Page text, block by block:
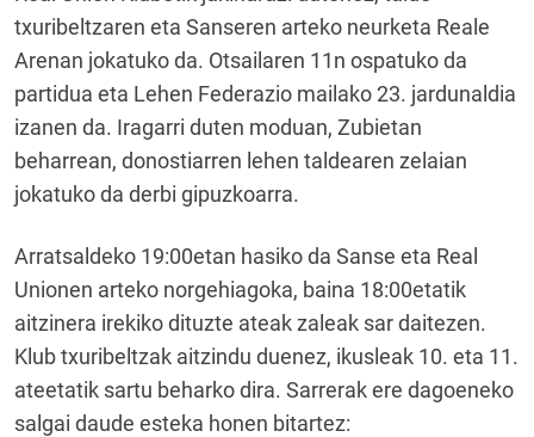
txuribeltzaren eta Sanseren arteko neurketa Reale
Arenan jokatuko da. Otsailaren 11n ospatuko da
partidua eta Lehen Federazio mailako 23. jardunaldia
izanen da. Iragarri duten moduan, Zubietan
beharrean, donostiarren lehen taldearen zelaian
jokatuko da derbi gipuzkoarra.
Arratsaldeko 19:00etan hasiko da Sanse eta Real
Unionen arteko norgehiagoka, baina 18:00etatik
aitzinera irekiko dituzte ateak zaleak sar daitezen.
Klub txuribeltzak aitzindu duenez, ikusleak 10. eta 11.
ateetatik sartu beharko dira. Sarrerak ere dagoeneko
salgai daude esteka honen bitartez: